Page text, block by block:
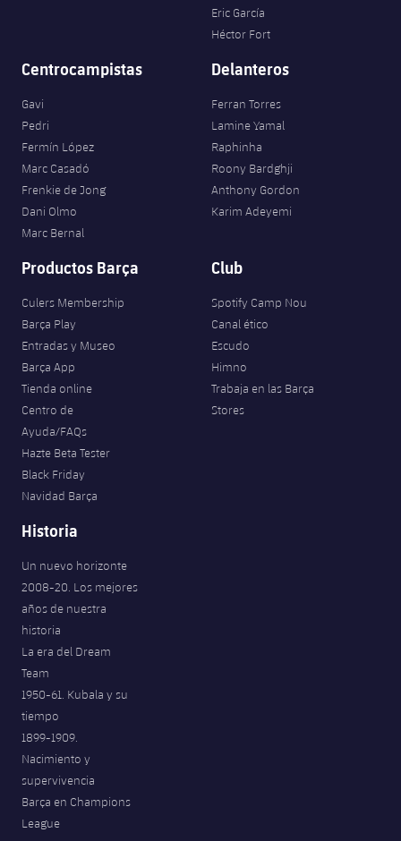
Eric García
Héctor Fort
Centrocampistas
Gavi
Pedri
Fermín López
Marc Casadó
Frenkie de Jong
Dani Olmo
Marc Bernal
Delanteros
Ferran Torres
Lamine Yamal
Raphinha
Roony Bardghji
Anthony Gordon
Karim Adeyemi
Productos Barça
Culers Membership
Barça Play
Entradas y Museo
Barça App
Tienda online
Centro de
Ayuda/FAQs
Hazte Beta Tester
Black Friday
Navidad Barça
Club
Spotify Camp Nou
Canal ético
Escudo
Himno
Trabaja en las Barça
Stores
Historia
Un nuevo horizonte
2008-20. Los mejores
años de nuestra
historia
La era del Dream
Team
1950-61. Kubala y su
tiempo
1899-1909.
Nacimiento y
supervivencia
Barça en Champions
League